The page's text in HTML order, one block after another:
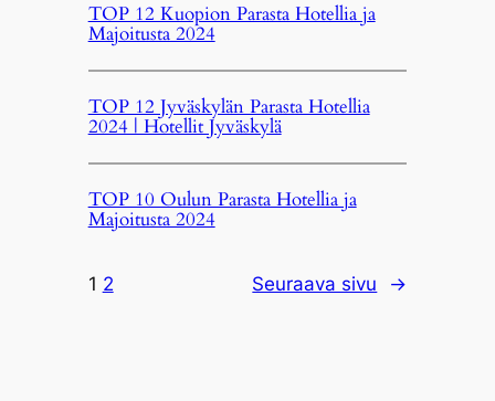
TOP 12 Kuopion Parasta Hotellia ja
Majoitusta 2024
TOP 12 Jyväskylän Parasta Hotellia
2024 | Hotellit Jyväskylä
TOP 10 Oulun Parasta Hotellia ja
Majoitusta 2024
1 2 Seuraava sivu →